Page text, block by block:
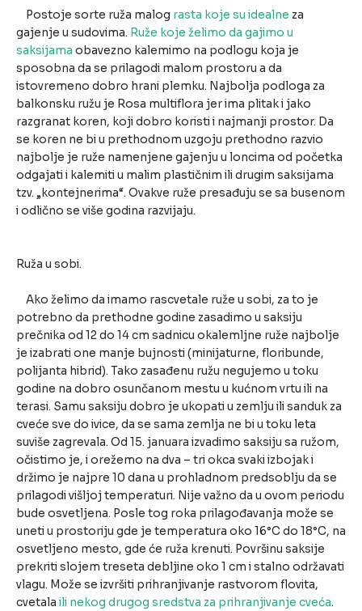
Postoje sorte ruža malog rasta koje su idealne za
gajenje u sudovima. Ruže koje želimo da gajimo u
saksijama obavezno kalemimo na podlogu koja je
sposobna da se prilagodi malom prostoru a da
istovremeno dobro hrani plemku. Najbolja podloga za
balkonsku ružu je Rosa multiflora jer ima plitak i jako
razgranat koren, koji dobro koristi i najmanji prostor. Da
se koren ne bi u prethodnom uzgoju prethodno razvio
najbolje je ruže namenjene gajenju u loncima od početka
odgajati i kalemiti u malim plastičnim ili drugim saksijama
tzv. „kontejnerima“. Ovakve ruže presađuju se sa busenom
i odlično se više godina razvijaju.
Ruža u sobi.
Ako želimo da imamo rascvetale ruže u sobi, za to je
potrebno da prethodne godine zasadimo u saksiju
prečnika od 12 do 14 cm sadnicu okalemljne ruže najbolje
je izabrati one manje bujnosti (minijaturne, floribunde,
polijanta hibrid). Tako zasađenu ružu negujemo u toku
godine na dobro osunčanom mestu u kućnom vrtu ili na
terasi. Samu saksiju dobro je ukopati u zemlju ili sanduk za
cveće sve do ivice, da se sama zemlja ne bi u toku leta
suviše zagrevala. Od 15. januara izvadimo saksiju sa ružom,
očistimo je, i orežemo na dva – tri okca svaki izbojak i
držimo je najpre 10 dana u prohladnom predsoblju da se
prilagodi višljoj temperaturi. Nije važno da u ovom periodu
bude osvetljena. Posle tog roka prilagođavanja može se
uneti u prostoriju gde je temperatura oko 16°C do 18°C, na
osvetljeno mesto, gde će ruža krenuti. Površinu saksije
prekriti slojem treseta debljine oko 1 cm i stalno održavati
vlagu. Može se izvršiti prihranjivanje rastvorom flovita,
cvetala ili nekog drugog sredstva za prihranjivanje cveća.